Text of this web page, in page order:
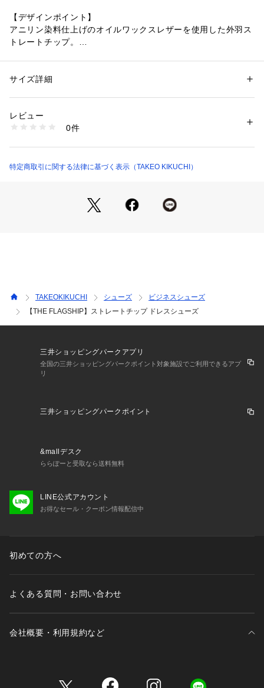
【デザインポイント】
アニリン染料仕上げのオイルワックスレザーを使用した外羽ス
トレートチップ。
ソールにはVIBRAM（ヴィブラム）社のガムライトソールを採
ト、牛革のインナー、カップインソールにブランドネームを縫
い付けるなど随所に肌理細い気配りがなされたフラッグシップ
で柔らかい履き心地を実現しています。
革の裁断から縫製、成形から仕上まで国内の工場で製造された
の素材や技術にこだわったハイクオリティなラインナップ。
【素材・特性】
料仕上げのプルアップレザーを使用しています。
アニリン染料で仕上げているため、革本来のナチュラルな風合
いを楽しめます。
ります。また、パソコン・スマートフォンなどの環境により、
若干製品と画像のカラーが異なる場合もございます。
性別：メンズ
素材：甲皮の使用材: 牛革 底材の種類: 合成ゴム
商品番号：
931-01420 （ショップ）
サイズ詳細
レビュー
0件
特定商取引に関する法律に基づく表示（TAKEO KIKUCHI）
TAKEOKIKUCHI シューズ
ビジネスシューズ
【THE FLAGSHIP】ストレートチップ ドレスシューズ
三井ショッピングパークアプリ
全国の三井ショッピングパークポイント対象施設でご利用できるアプ
リ
三井ショッピングパークポイント
&mallデスク
ららぽーと受取なら送料無料
LINE公式アカウント
お得なセール・クーポン情報配信中
初めての方へ
よくある質問・お問い合わせ
会社概要・利用規約など